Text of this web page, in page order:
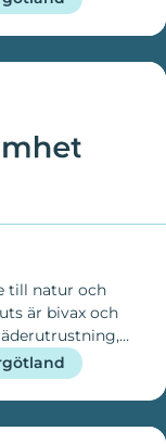
sig en väska
nycklar,
eller
koll på. Vi
och det kommer
necessär
eller en
målgrupp då
till natur och
är bivax och